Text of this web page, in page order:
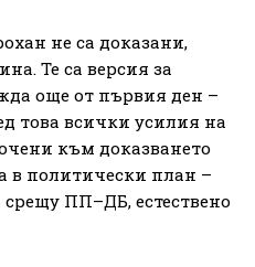
не са доказани,
Те са версия за
още от първия ден –
това всички усилия на
към доказването
в политически план –
срещу ПП–ДБ, естествено